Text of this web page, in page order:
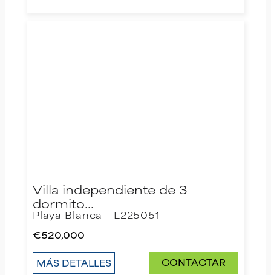
Villa independiente de 3
dormito…
Playa Blanca – L225051
€520,000
MÁS DETALLES CONTACTAR